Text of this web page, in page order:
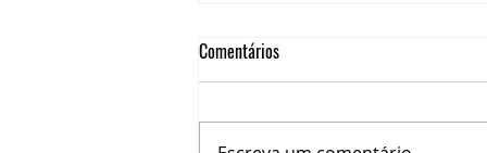
Comentários